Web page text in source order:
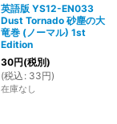
英語版 YS12-EN033
Dust Tornado 砂塵の大
竜巻 (ノーマル) 1st
Edition
30円(税別)
(税込 : 33円)
在庫なし